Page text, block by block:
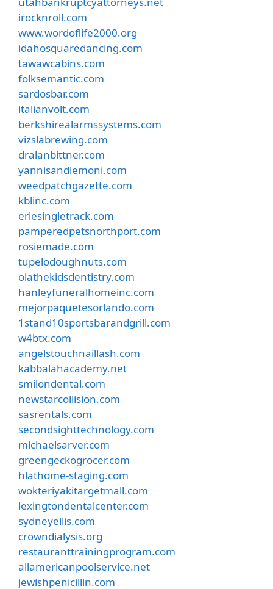
irocknroll.com
www.wordoflife2000.org
idahosquaredancing.com
tawawcabins.com
folksemantic.com
sardosbar.com
italianvolt.com
berkshirealarmssystems.com
vizslabrewing.com
dralanbittner.com
yannisandlemoni.com
weedpatchgazette.com
kblinc.com
eriesingletrack.com
pamperedpetsnorthport.com
rosiemade.com
tupelodoughnuts.com
olathekidsdentistry.com
hanleyfuneralhomeinc.com
mejorpaquetesorlando.com
1stand10sportsbarandgrill.com
w4btx.com
angelstouchnaillash.com
kabbalahacademy.net
smilondental.com
newstarcollision.com
sasrentals.com
secondsighttechnology.com
michaelsarver.com
greengeckogrocer.com
hlathome-staging.com
wokteriyakitargetmall.com
lexingtondentalcenter.com
sydneyellis.com
crowndialysis.org
restauranttrainingprogram.com
allamericanpoolservice.net
jewishpenicillin.com